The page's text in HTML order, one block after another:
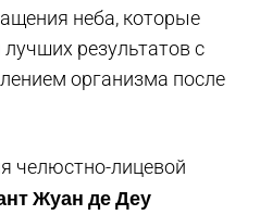
неба, которые
результатов с
организма после
челюстно-лицевой
Жуан де Деу